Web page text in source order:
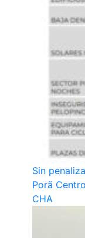
Sin
Porã
CHA